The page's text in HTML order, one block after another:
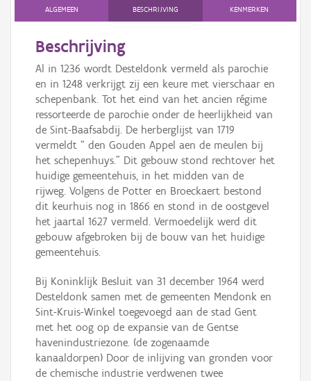
ALGEMEEN BESCHRIJVING KENMERKEN
Beschrijving
Al in 1236 wordt Desteldonk vermeld als parochie
en in 1248 verkrijgt zij een keure met vierschaar en
schepenbank. Tot het eind van het ancien régime
ressorteerde de parochie onder de heerlijkheid van
de Sint-Baafsabdij. De herberglijst van 1719
vermeldt “ den Gouden Appel aen de meulen bij
het schepenhuys.” Dit gebouw stond rechtover het
huidige gemeentehuis, in het midden van de
rijweg. Volgens de Potter en Broeckaert bestond
dit keurhuis nog in 1866 en stond in de oostgevel
het jaartal 1627 vermeld. Vermoedelijk werd dit
gebouw afgebroken bij de bouw van het huidige
gemeentehuis.
Bij Koninklijk Besluit van 31 december 1964 werd
Desteldonk samen met de gemeenten Mendonk en
Sint-Kruis-Winkel toegevoegd aan de stad Gent
met het oog op de expansie van de Gentse
havenindustriezone. (de zogenaamde
kanaaldorpen) Door de inlijving van gronden voor
de chemische industrie verdwenen twee